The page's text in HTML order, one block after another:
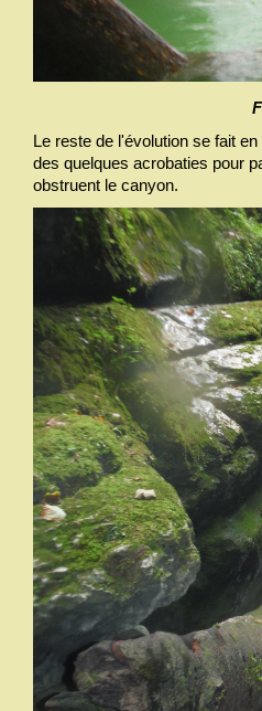
Le reste de l'évolution se fait
des quelques acrobaties pour
obstruent le canyon.